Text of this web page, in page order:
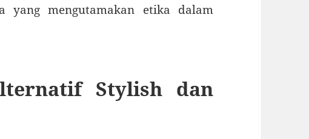
yang mengutamakan etika dalam
Stylish dan